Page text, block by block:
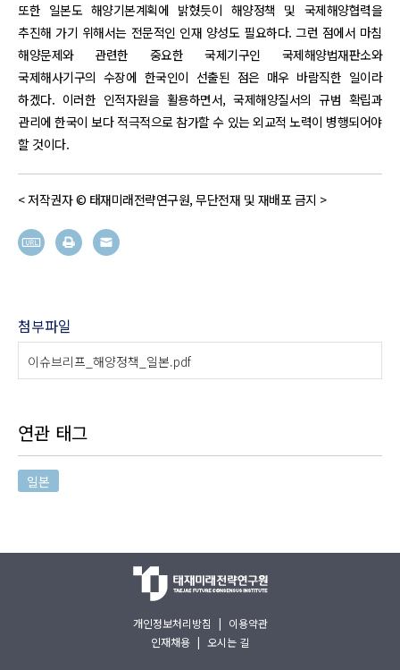
또한 일본도 해양기본계획에 밝혔듯이 해양정책 및 국제해양협력을
추진해 가기 위해서는 전문적인 인재 양성도 필요하다. 그런 점에서 마침
해양문제와 관련한 중요한 국제기구인 국제해양법재판소와
국제해사기구의 수장에 한국인이 선출된 점은 매우 바람직한 일이라
하겠다. 이러한 인적자원을 활용하면서, 국제해양질서의 규범 확립과
관리에 한국이 보다 적극적으로 참가할 수 있는 외교적 노력이 병행되어야
할 것이다.
< 저작권자 © 태재미래전략연구원, 무단전재 및 재배포 금지 >
첨부파일
이슈브리프_해양정책_일본.pdf
연관 태그
일본
개인정보처리방침 | 이용약관
인재채용 | 오시는 길